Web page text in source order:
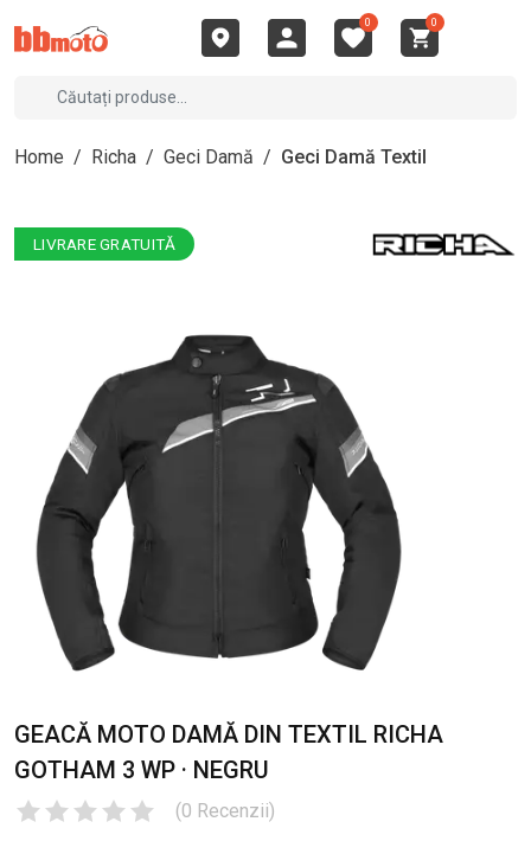
0 0
Home / Richa / Geci Damă / Geci Damă Textil
LIVRARE GRATUITĂ
GEACĂ MOTO DAMĂ DIN TEXTIL RICHA
GOTHAM 3 WP · NEGRU
(0 Recenzii)